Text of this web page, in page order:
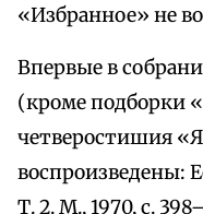
«Избранное» не
Впервые в
(кроме подборки
четверостишия
воспроизведены:
Т. 2. М., 1970, с.